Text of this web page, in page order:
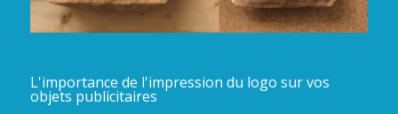
L'importance de l'impression du logo sur vos
objets publicitaires